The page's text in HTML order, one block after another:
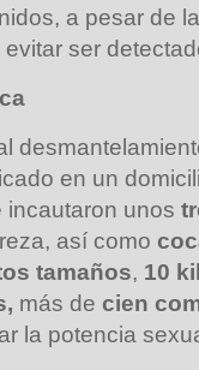
a pesar de
ser
en un
incautaron unos
así como
tamaños, 10
más de cien
la potencia